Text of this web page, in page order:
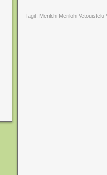
Tagit: Merilohi Merilohi Vetouistelu